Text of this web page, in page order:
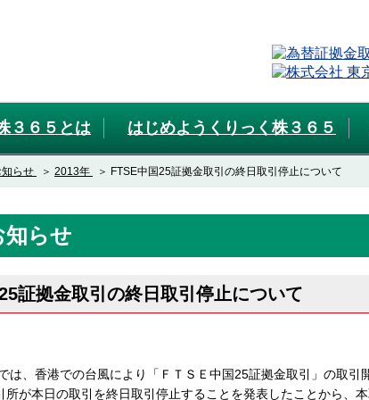
３６５とは はじめようくりっく株３６５
らせ 2013年 FTSE中国25証拠金取引の終日取引停止について
知らせ
証拠金取引の終日取引停止について
は、香港での台風により「ＦＴＳＥ中国25証拠金取引」の取引
所が本日の取引を終日取引停止することを発表したことから、